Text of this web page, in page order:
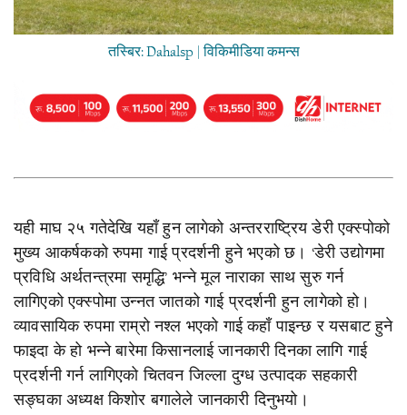
तस्बिर: Dahalsp | विकिमीडिया कमन्स
यही माघ २५ गतेदेखि यहाँ हुन लागेको अन्तरराष्ट्रिय डेरी एक्स्पोको
मुख्य आकर्षकको रुपमा गाई प्रदर्शनी हुने भएको छ। ‘डेरी उद्योगमा
प्रविधि अर्थतन्त्रमा समृद्धि’ भन्ने मूल नाराका साथ सुरु गर्न
लागिएको एक्स्पोमा उन्नत जातको गाई प्रदर्शनी हुन लागेको हो।
व्यावसायिक रुपमा राम्रो नश्ल भएको गाई कहाँ पाइन्छ र यसबाट हुने
फाइदा के हो भन्ने बारेमा किसानलाई जानकारी दिनका लागि गाई
प्रदर्शनी गर्न लागिएको चितवन जिल्ला दुग्ध उत्पादक सहकारी
सङ्घका अध्यक्ष किशोर बगालेले जानकारी दिनुभयो।